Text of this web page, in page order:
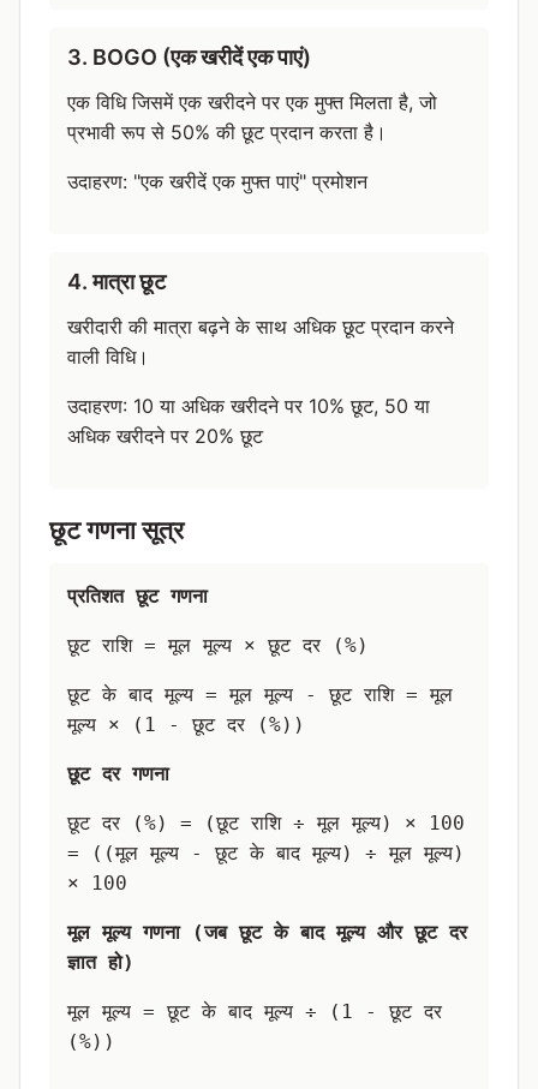
3. BOGO (एक खरीदें एक पाएं)
एक विधि जिसमें एक खरीदने पर एक मुफ्त मिलता है, जो
प्रभावी रूप से 50% की छूट प्रदान करता है।
उदाहरण: "एक खरीदें एक मुफ्त पाएं" प्रमोशन
4. मात्रा छूट
खरीदारी की मात्रा बढ़ने के साथ अधिक छूट प्रदान करने
वाली विधि।
उदाहरण: 10 या अधिक खरीदने पर 10% छूट, 50 या
अधिक खरीदने पर 20% छूट
छूट गणना सूत्र
प्रतिशत छूट गणना
छूट राशि = मूल मूल्य × छूट दर (%)
छूट के बाद मूल्य = मूल मूल्य - छूट राशि = मूल
मूल्य × (1 - छूट दर (%))
छूट दर गणना
छूट दर (%) = (छूट राशि ÷ मूल मूल्य) × 100
= ((मूल मूल्य - छूट के बाद मूल्य) ÷ मूल मूल्य)
× 100
मूल मूल्य गणना (जब छूट के बाद मूल्य और छूट दर
ज्ञात हो)
मूल मूल्य = छूट के बाद मूल्य ÷ (1 - छूट दर
(%))